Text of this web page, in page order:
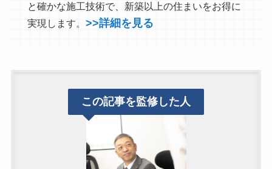
と確かな施工技術で、新築以上の住まいをお得に
実現します。 >>詳細を見る
この記事を監修した人